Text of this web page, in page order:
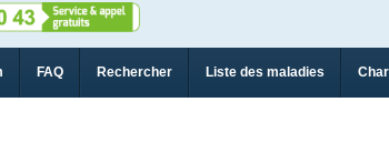
FAQ Rechercher Liste des maladies